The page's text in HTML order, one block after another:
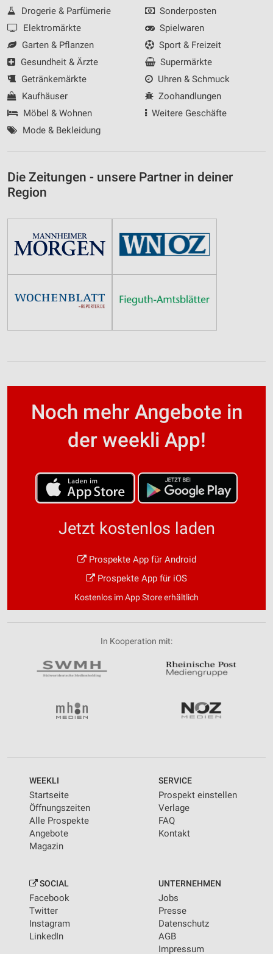
Drogerie & Parfümerie
Elektromärkte
Garten & Pflanzen
Gesundheit & Ärzte
Getränkemärkte
Kaufhäuser
Möbel & Wohnen
Mode & Bekleidung
Sonderposten
Spielwaren
Sport & Freizeit
Supermärkte
Uhren & Schmuck
Zoohandlungen
Weitere Geschäfte
Die Zeitungen - unsere Partner in deiner
Region
Noch mehr Angebote in
der weekli App!
Jetzt kostenlos laden
Prospekte App für Android
Prospekte App für iOS
Kostenlos im App Store erhältlich
In Kooperation mit:
WEEKLI
Startseite
Öffnungszeiten
Alle Prospekte
Angebote
Magazin
SERVICE
Prospekt einstellen
Verlage
FAQ
Kontakt
SOCIAL
Facebook
Twitter
Instagram
LinkedIn
UNTERNEHMEN
Jobs
Presse
Datenschutz
AGB
Impressum